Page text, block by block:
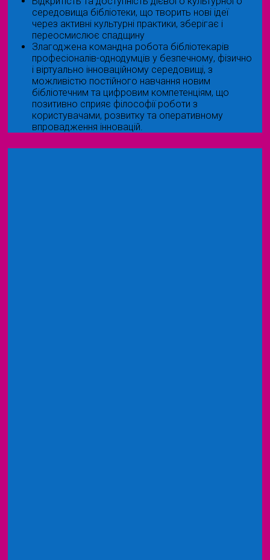
середовища бібліотеки, що творить нові ідеї
через активні культурні практики, зберігає і
переосмислює спадщину
Злагоджена командна робота бібліотекарів
професіоналів-однодумців у безпечному, фізично
і віртуально інноваційному середовищі, з
можливістю постійного навчання новим
бібліотечним та цифровим компетенціям, що
позитивно сприяє філософії роботи з
користувачами, розвитку та оперативному
впровадження інновацій.